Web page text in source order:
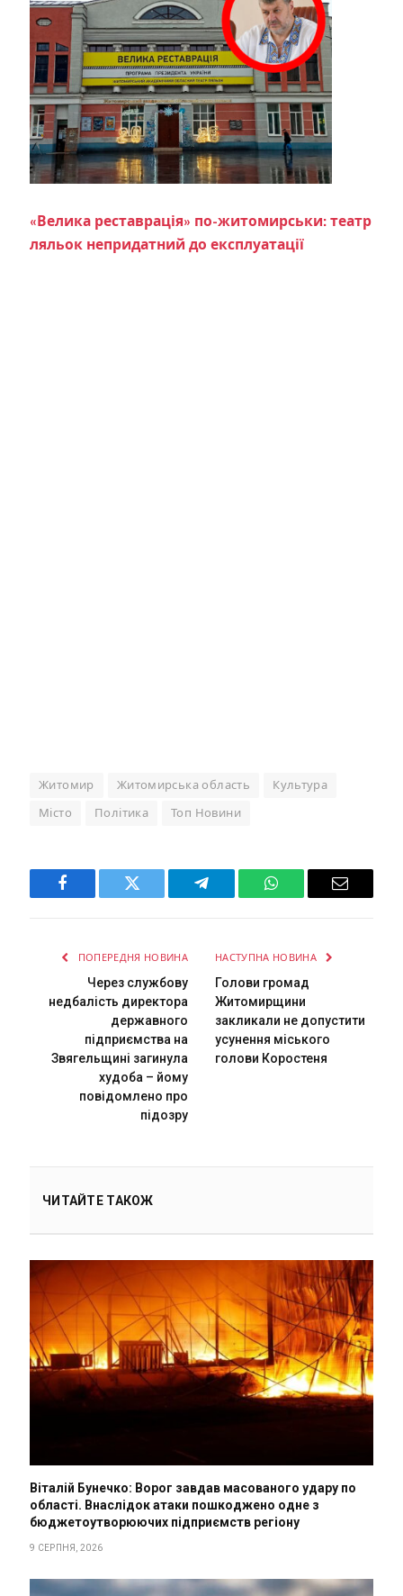
«Велика реставрація» по-житомирськи: театр
ляльок непридатний до експлуатації
Житомир Житомирська область Культура
Місто Політика Топ Новини
Facebook Twitter Telegram WhatsAppEmail
ПОПЕРЕДНЯ НОВИНА
Через службову
недбалість директора
державного
підприємства на
Звягельщині загинула
худоба – йому
повідомлено про
підозру
НАСТУПНА НОВИНА
Голови громад
Житомирщини
закликали не допустити
усунення міського
голови Коростеня
ЧИТАЙТЕ ТАКОЖ
Віталій Бунечко: Ворог завдав масованого удару по
області. Внаслідок атаки пошкоджено одне з
бюджетоутворюючих підприємств регіону
9 СЕРПНЯ, 2026